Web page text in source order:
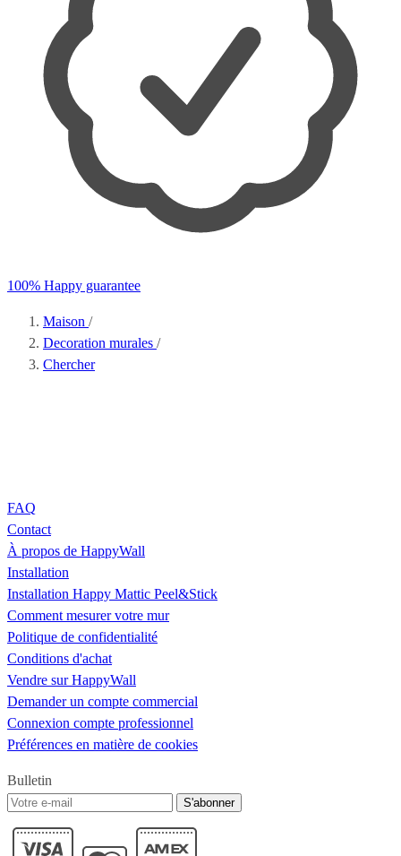
100% Happy guarantee
Maison /
Decoration murales /
Chercher
FAQ
Contact
À propos de HappyWall
Installation
Installation Happy Mattic Peel&Stick
Comment mesurer votre mur
Politique de confidentialité
Conditions d'achat
Vendre sur HappyWall
Demander un compte commercial
Connexion compte professionnel
Préférences en matière de cookies
Bulletin
S'abonner